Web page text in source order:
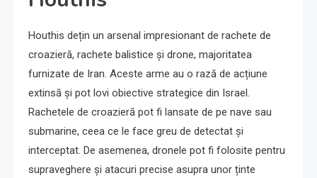
Houthis dețin un arsenal impresionant de rachete de
croazieră, rachete balistice și drone, majoritatea
furnizate de Iran. Aceste arme au o rază de acțiune
extinsă și pot lovi obiective strategice din Israel.
Rachetele de croazieră pot fi lansate de pe nave sau
submarine, ceea ce le face greu de detectat și
interceptat. De asemenea, dronele pot fi folosite pentru
supraveghere și atacuri precise asupra unor ținte